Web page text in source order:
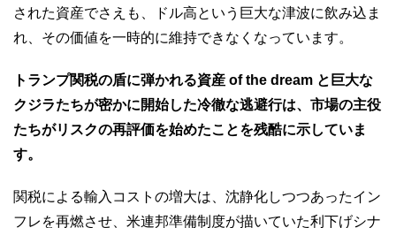
された資産でさえも、ドル高という巨大な津波に飲み込ま
れ、その価値を一時的に維持できなくなっています。
トランプ関税の盾に弾かれる資産 of the dream と巨大な
クジラたちが密かに開始した冷徹な逃避行は、市場の主役
たちがリスクの再評価を始めたことを残酷に示していま
す。
関税による輸入コストの増大は、沈静化しつつあったイン
フレを再燃させ、米連邦準備制度が描いていた利下げシナ